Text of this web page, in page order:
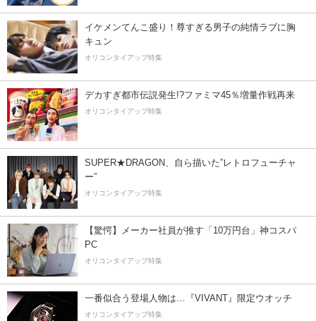
イケメンてんこ盛り！尊すぎる男子の純情ラブに胸
キュン
オリコンタイアップ特集
デカすぎ都市伝説発生!?ファミマ45％増量作戦再来
オリコンタイアップ特集
SUPER★DRAGON、自ら描いた”レトロフューチャ
ー”
オリコンタイアップ特集
【驚愕】メーカー社員が推す「10万円台」神コスパ
PC
オリコンタイアップ特集
一番似合う登場人物は…『VIVANT』限定ウオッチ
オリコンタイアップ特集